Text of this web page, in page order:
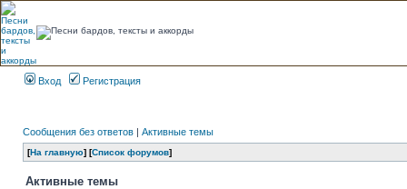
Вход Регистрация
Сообщения без ответов | Активные темы
[На главную] [Список форумов]
Активные темы